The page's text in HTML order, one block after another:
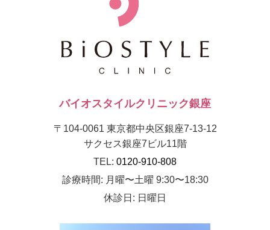
バイオスタイルクリニック銀座
〒104-0061 東京都中央区銀座7-13-12
サクセス銀座7ビル11階
TEL: 0120-910-808
診療時間: 月曜〜土曜 9:30〜18:30
休診日: 日曜日